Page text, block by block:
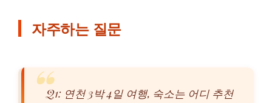
자주하는 질문
Q1: 연천 3박 4일 여행, 숙소는 어디 추천